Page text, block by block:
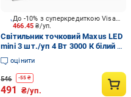
466.45₴/уп.
До -10% з суперкредиткою Visa Вигода
Світильник точковий Maxus LED
mini 3 шт./уп 4 Вт 3000 К білий 3-
SDL-001-01
оцінити
546 -55 ₴
491 ₴/уп.